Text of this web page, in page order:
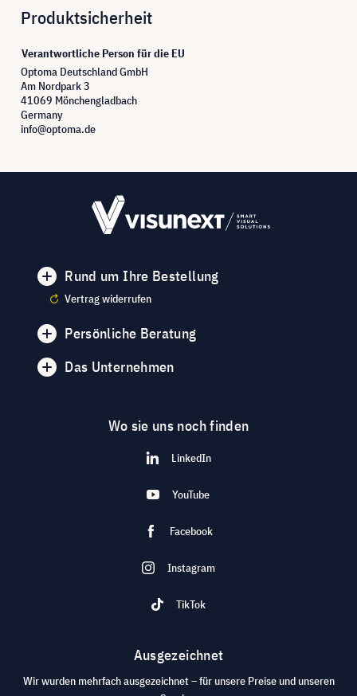
Produktsicherheit
Verantwortliche Person für die EU
Optoma Deutschland GmbH
Am Nordpark 3
41069 Mönchengladbach
Germany
info@optoma.de
Rund um Ihre Bestellung
Vertrag widerrufen
Persönliche Beratung
Das Unternehmen
Wo sie uns noch finden
LinkedIn
YouTube
Facebook
Instagram
TikTok
Ausgezeichnet
Wir wurden mehrfach ausgezeichnet – für unsere Preise und unseren